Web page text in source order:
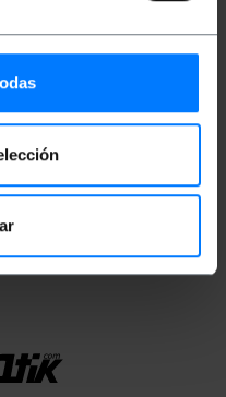
cm
x 16.0 x 1.0 cm